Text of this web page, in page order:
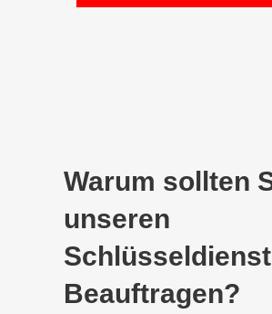
Warum sollten
unseren
Schlüsseldienst
Beauftragen?